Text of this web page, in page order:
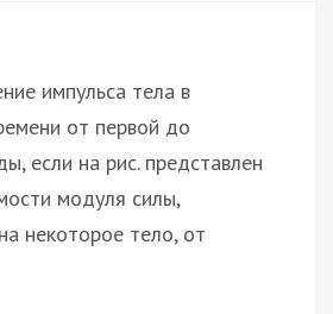
импульса тела в
от первой до
если на рис. представлен
модуля силы,
некоторое тело, от